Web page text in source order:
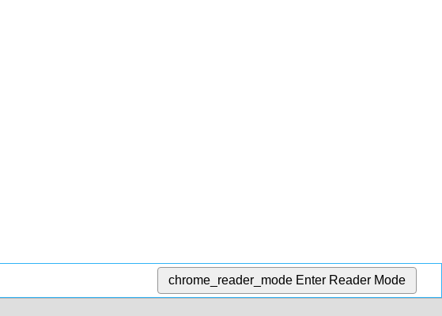
chrome_reader_mode Enter Reader Mode